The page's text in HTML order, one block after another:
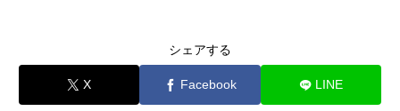
シェアする
X Facebook LINE